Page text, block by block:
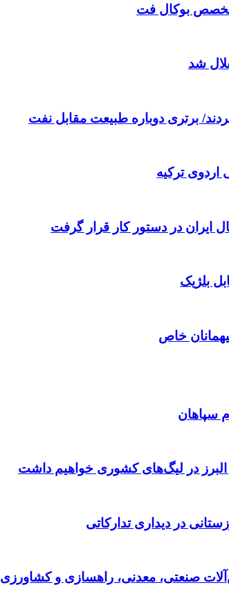
بوکال فت
شد
بردند/ برتری دوباره طبیعت مقابل نفت
اردوی ترکیه
ایران در دستور کار قرار گرفت
بلژیک
خاص
سپاهان
البرز در لیگ‌های کشوری خواهیم داشت
در دیداری تدارکاتی
صنعتی، معدنی، راهسازی و کشاورزی